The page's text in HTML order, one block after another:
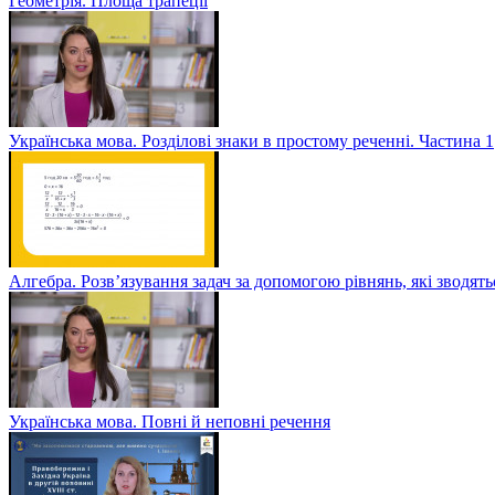
Українська мова. Розділові знаки в простому реченні. Частина 1
Алгебра. Розв’язування задач за допомогою рівнянь, які
Українська мова. Повні й неповні речення